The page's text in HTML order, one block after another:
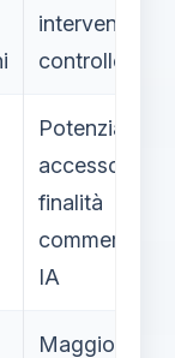
intervento e
controllo
Potenziale
accesso per
finalità
commerciali o
IA
Maggiore